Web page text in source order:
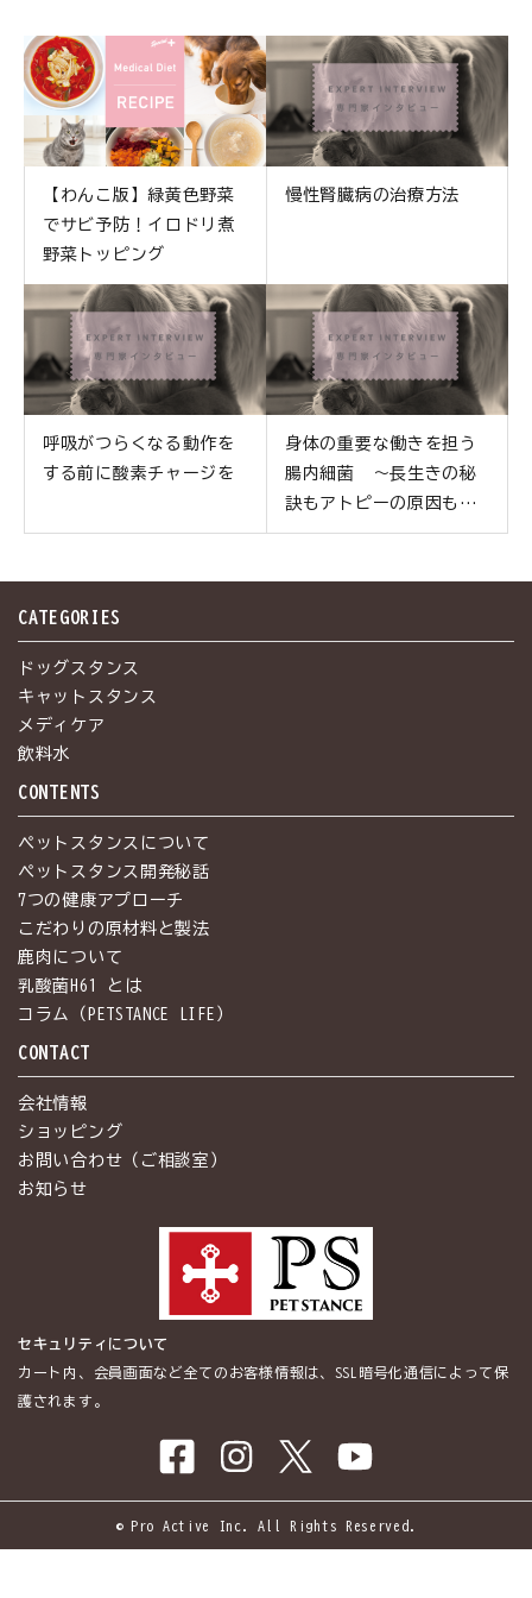
【わんこ版】緑黄色野菜
でサビ予防！イロドリ煮
野菜トッピング
慢性腎臓病の治療方法
呼吸がつらくなる動作を
する前に酸素チャージを
身体の重要な働きを担う
腸内細菌 ～長生きの秘
訣もアトピーの原因も腸
内細菌がカギを握ってい
CATEGORIES
ドッグスタンス
キャットスタンス
メディケア
飲料水
CONTENTS
ペットスタンスについて
ペットスタンス開発秘話
7つの健康アプローチ
こだわりの原材料と製法
鹿肉について
乳酸菌H61 とは
コラム（PETSTANCE LIFE）
CONTACT
会社情報
ショッピング
お問い合わせ（ご相談室）
お知らせ
セキュリティについて
カート内、会員画面など全てのお客様情報は、SSL暗号化通信によって保
護されます。
© Pro Active Inc. All Rights Reserved.